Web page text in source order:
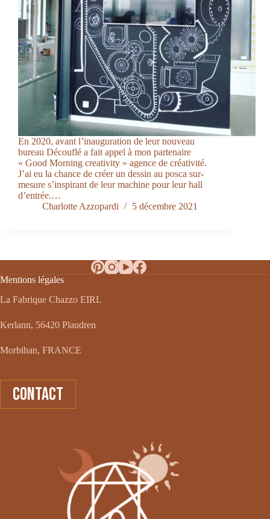
En 2020, avant l’inauguration de leur nouveau
bureau Découflé a fait appel à mon partenaire
« Good Morning creativity » agence de créativité.
J’ai eu la chance de créer un dessin au posca sur-
mesure s’inspirant de leur machine pour leur hall
d’entrée.…
Charlotte Azzopardi
5 décembre 2021
Mentions légales
La Fabrique Chazzo EIRL
Kerlann, 56420 Plaudren
Morbihan, FRANCE
CONTACT